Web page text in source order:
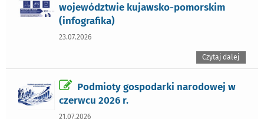
województwie kujawsko-pomorskim
(infografika)
23.07.2026
Czytaj dalej
Podmioty gospodarki narodowej w
czerwcu 2026 r.
21.07.2026